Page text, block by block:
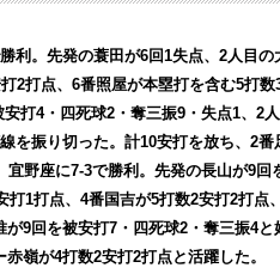
利。先発の蓑田が6回1失点、2人目
2打点、6番照屋が本塁打を含む5打
打4・四死球2・奪三振9・失点1、2
を振り切った。計10安打を放ち、2
野座に7-3で勝利。先発の長山が9
1打点、4番国吉が5打数2安打2打点
9回を被安打7・四死球2・奪三振4
嶺が4打数2安打2打点と活躍した。